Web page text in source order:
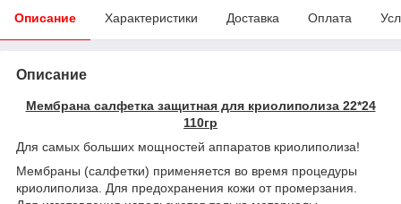
Описание Характеристики Доставка Оплата
Описание
Мембрана салфетка защитная для криолиполиза 22*24
110гр
Для самых больших мощностей аппаратов криолиполиза!
Мембраны (салфетки) применяется во время процедуры
криолиполиза. Для предохранения кожи от промерзания.